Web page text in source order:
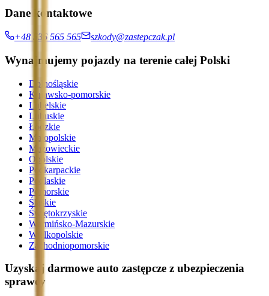
Dane kontaktowe
+48 536 565 565 szkody@zastepczak.pl
Wynajmujemy pojazdy na terenie całej Polski
Dolnośląskie
Kujawsko-pomorskie
Lubelskie
Lubuskie
Łódzkie
Małopolskie
Mazowieckie
Opolskie
Podkarpackie
Podlaskie
Pomorskie
Śląskie
Świętokrzyskie
Warmińsko-Mazurskie
Wielkopolskie
Zachodniopomorskie
Uzyskaj darmowe auto zastępcze z ubezpieczenia
sprawcy